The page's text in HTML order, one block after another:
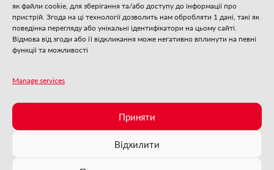
як файли cookie, для зберігання та/або доступу до інформації про
пристрій. Згода на ці технології дозволить нам обробляти 1 дані, такі як
поведінка перегляду або унікальні ідентифікатори на цьому сайті.
Відмова від згоди або її відкликання може негативно вплинути на певні
функції та можливості
Manage services
Приняти
Відхилити
Стежте за нами:
2025 | Шеріфм| Із самого серця Бучі
❄
❄
❄❄
ФМ
Зараз грає: